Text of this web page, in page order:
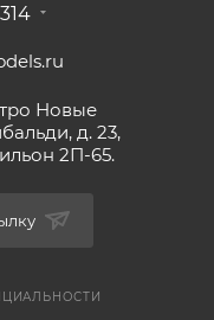
Новые
д. 23,
2П-65.